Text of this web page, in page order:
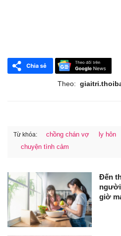
Theo:
Từ khóa: chồng chán vợ ly hôn
chuyện tình cảm
Đến
người
giờ